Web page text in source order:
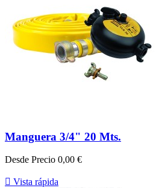
Manguera 3/4" 20 Mts.
Desde Precio 0,00 €
 Vista rápida